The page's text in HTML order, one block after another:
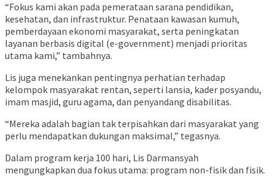
“Fokus kami akan pada pemerataan sarana pendidikan,
kesehatan, dan infrastruktur. Penataan kawasan kumuh,
pemberdayaan ekonomi masyarakat, serta peningkatan
layanan berbasis digital (e-government) menjadi prioritas
utama kami,” tambahnya.
Lis juga menekankan pentingnya perhatian terhadap
kelompok masyarakat rentan, seperti lansia, kader posyandu,
imam masjid, guru agama, dan penyandang disabilitas.
“Mereka adalah bagian tak terpisahkan dari masyarakat yang
perlu mendapatkan dukungan maksimal,” tegasnya.
Dalam program kerja 100 hari, Lis Darmansyah
mengungkapkan dua fokus utama: program non-fisik dan fisik.